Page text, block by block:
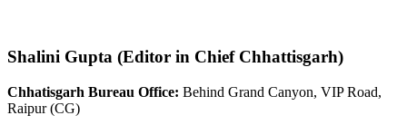
Shalini Gupta (Editor in Chief Chhattisgarh)
Chhatisgarh Bureau Office: Behind Grand Canyon, VIP Road,
Raipur (CG)